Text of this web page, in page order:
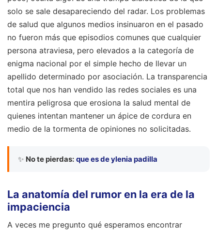
solo se sale desapareciendo del radar. Los problemas
de salud que algunos medios insinuaron en el pasado
no fueron más que episodios comunes que cualquier
persona atraviesa, pero elevados a la categoría de
enigma nacional por el simple hecho de llevar un
apellido determinado por asociación. La transparencia
total que nos han vendido las redes sociales es una
mentira peligrosa que erosiona la salud mental de
quienes intentan mantener un ápice de cordura en
medio de la tormenta de opiniones no solicitadas.
✨ No te pierdas: que es de ylenia padilla
La anatomía del rumor en la era de la
impaciencia
A veces me pregunto qué esperamos encontrar